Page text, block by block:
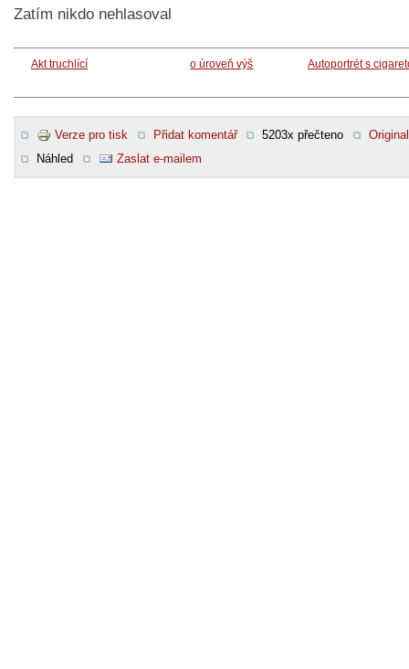
Zatím nikdo nehlasoval
Akt truchlící o úroveň výš Autoportrét s
Verze pro tisk Přidat komentář 5203x přečteno
Original
Náhled
Zaslat e-mailem